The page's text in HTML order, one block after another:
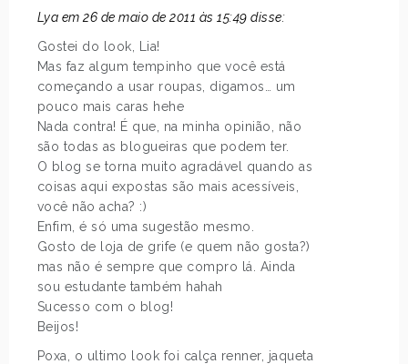
Lya em 26 de maio de 2011 às 15:49 disse:
Gostei do look, Lia!
Mas faz algum tempinho que você está
começando a usar roupas, digamos… um
pouco mais caras hehe
Nada contra! É que, na minha opinião, não
são todas as blogueiras que podem ter.
O blog se torna muito agradável quando as
coisas aqui expostas são mais acessíveis,
você não acha? :)
Enfim, é só uma sugestão mesmo.
Gosto de loja de grife (e quem não gosta?)
mas não é sempre que compro lá. Ainda
sou estudante também hahah
Sucesso com o blog!
Beijos!
Poxa, o ultimo look foi calça renner, jaqueta